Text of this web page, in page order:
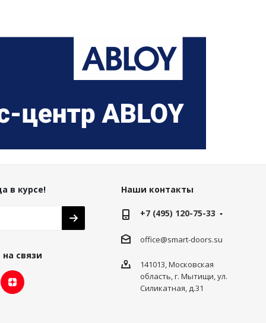
в курсе!
связи
Наши контакты
+7 (495) 120-75-33
office@smart-doors.su
141013, Московская
область, г. Мытищи, ул.
Силикатная, д.31